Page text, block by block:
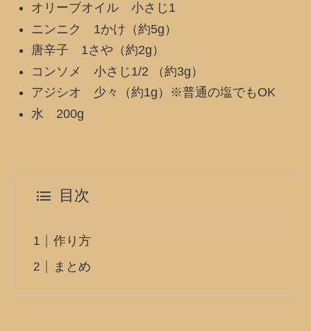
オリーブオイル 小さじ1
ニンニク 1かけ（約5g）
唐辛子 1さや（約2g）
コンソメ 小さじ1/2 （約3g）
アジシオ 少々（約1g）※普通の塩でもOK
水 200g
目次
作り方
まとめ